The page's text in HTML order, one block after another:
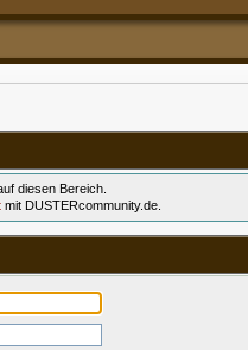
diesen Bereich.
mit DUSTERcommunity.de.